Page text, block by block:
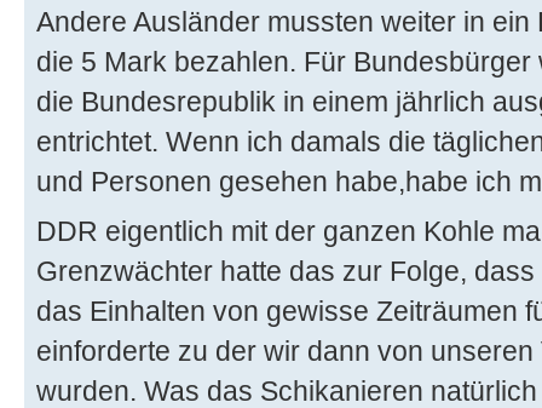
Andere Ausländer mussten weiter in
die 5 Mark bezahlen. Für
die Bundesrepublik in einem jährlich
entrichtet. Wenn ich damals die
und Personen gesehen habe,habe ich
DDR eigentlich mit der ganzen Kohle
Grenzwächter hatte das zur Folge,
das Einhalten von gewisse Zeiträumen
einforderte zu der wir dann von
wurden. Was das Schikanieren